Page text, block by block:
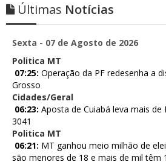
Últimas Notícias
Sexta - 07 de Agosto de 2026
Politica MT
07:25: Operação da PF redesenha a
Grosso
Cidades/Geral
06:23: Aposta de Cuiabá leva mais de
3041
Politica MT
06:21: MT ganhou meio milhão de
são menores de 18 e mais de mil têm